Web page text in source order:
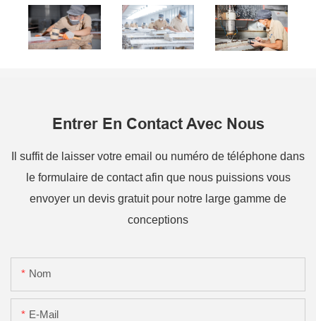
Entrer En Contact Avec Nous
Il suffit de laisser votre email ou numéro de téléphone dans
le formulaire de contact afin que nous puissions vous
envoyer un devis gratuit pour notre large gamme de
conceptions
Nom
E-Mail